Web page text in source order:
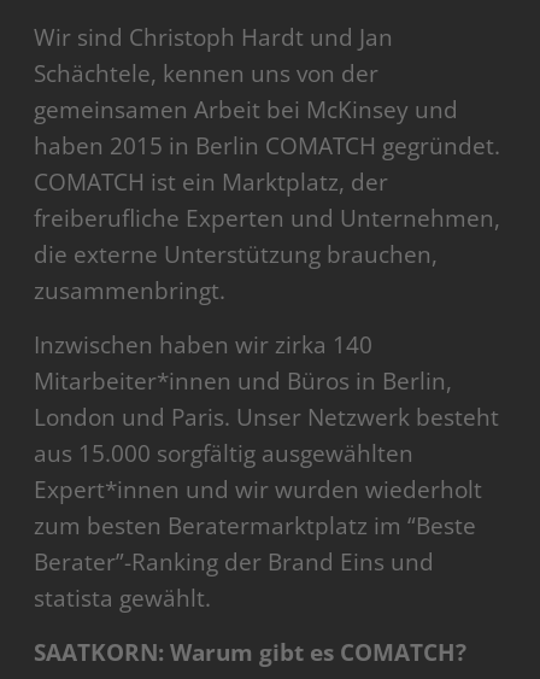
Wir sind Christoph Hardt und Jan
Schächtele, kennen uns von der
gemeinsamen Arbeit bei McKinsey und
haben 2015 in Berlin COMATCH gegründet.
COMATCH ist ein Marktplatz, der
freiberufliche Experten und Unternehmen,
die externe Unterstützung brauchen,
zusammenbringt.
Inzwischen haben wir zirka 140
Mitarbeiter*innen und Büros in Berlin,
London und Paris. Unser Netzwerk besteht
aus 15.000 sorgfältig ausgewählten
Expert*innen und wir wurden wiederholt
zum besten Beratermarktplatz im “Beste
Berater”-Ranking der Brand Eins und
statista gewählt.
SAATKORN: Warum gibt es COMATCH?